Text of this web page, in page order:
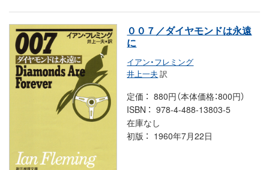
００７／ダイヤモンドは永遠
に
イアン・フレミング
井上一夫 訳
定価
880円（本体価格：800円）
ISBN
978-4-488-13803-5
在庫なし
初版
1960年7月22日